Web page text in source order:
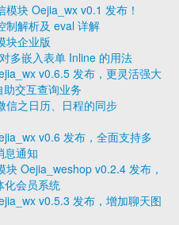
模块 Oejia_wx v0.1 发布！
制解析及 eval 详解
块企业版
多嵌入表单 Inline 的用法
v0.6.5 发布，更灵活强大
交互查询业务
信之日历、日程的同步
v0.6 发布，全面支持多
息通知
块 Oejia_weshop v0.2.4 发布，
化会员系统
v0.5.3 发布，增加聊天图